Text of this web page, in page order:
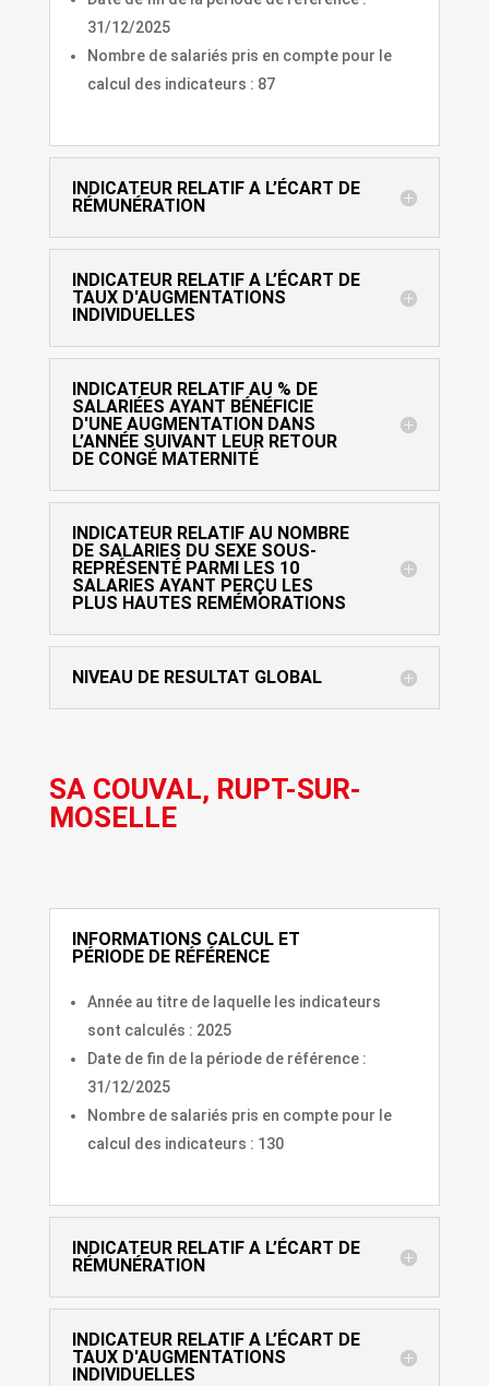
31/12/2025
Nombre de salariés pris en compte pour le
calcul des indicateurs : 87
INDICATEUR RELATIF A L’ÉCART DE
RÉMUNÉRATION
INDICATEUR RELATIF A L’ÉCART DE
TAUX D'AUGMENTATIONS
INDIVIDUELLES
INDICATEUR RELATIF AU % DE
SALARIÉES AYANT BÉNÉFICIE
D'UNE AUGMENTATION DANS
L’ANNÉE SUIVANT LEUR RETOUR
DE CONGÉ MATERNITÉ
INDICATEUR RELATIF AU NOMBRE
DE SALARIES DU SEXE SOUS-
REPRÉSENTÉ PARMI LES 10
SALARIES AYANT PERÇU LES
PLUS HAUTES REMÉMORATIONS
NIVEAU DE RESULTAT GLOBAL
SA COUVAL, RUPT-SUR-
MOSELLE
INFORMATIONS CALCUL ET
PÉRIODE DE RÉFÉRENCE
Année au titre de laquelle les indicateurs
sont calculés : 2025
Date de fin de la période de référence :
31/12/2025
Nombre de salariés pris en compte pour le
calcul des indicateurs : 130
INDICATEUR RELATIF A L’ÉCART DE
RÉMUNÉRATION
INDICATEUR RELATIF A L’ÉCART DE
TAUX D'AUGMENTATIONS
INDIVIDUELLES